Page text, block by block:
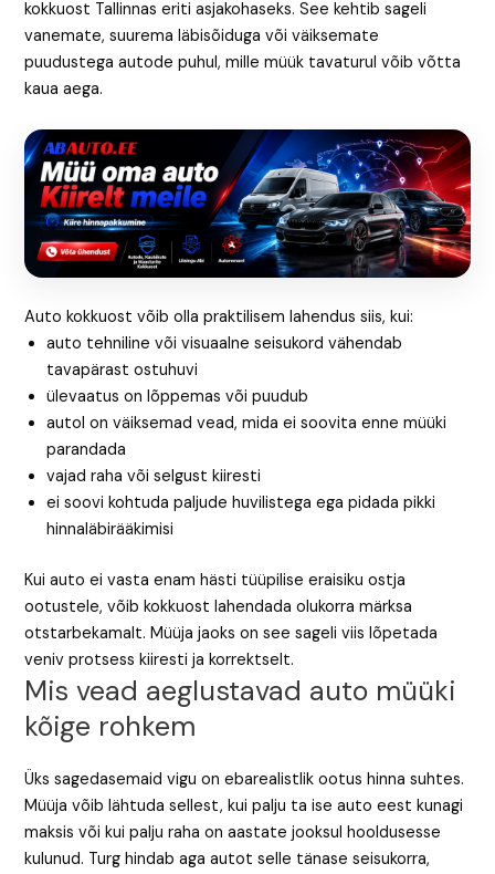
kokkuost Tallinnas eriti asjakohaseks. See kehtib sageli
vanemate, suurema läbisõiduga või väiksemate
puudustega autode puhul, mille müük tavaturul võib võtta
kaua aega.
Auto kokkuost võib olla praktilisem lahendus siis, kui:
auto tehniline või visuaalne seisukord vähendab
tavapärast ostuhuvi
ülevaatus on lõppemas või puudub
autol on väiksemad vead, mida ei soovita enne müüki
parandada
vajad raha või selgust kiiresti
ei soovi kohtuda paljude huvilistega ega pidada pikki
hinnaläbirääkimisi
Kui auto ei vasta enam hästi tüüpilise eraisiku ostja
ootustele, võib kokkuost lahendada olukorra märksa
otstarbekamalt. Müüja jaoks on see sageli viis lõpetada
veniv protsess kiiresti ja korrektselt.
Mis vead aeglustavad auto müüki
kõige rohkem
Üks sagedasemaid vigu on ebarealistlik ootus hinna suhtes.
Müüja võib lähtuda sellest, kui palju ta ise auto eest kunagi
maksis või kui palju raha on aastate jooksul hooldusesse
kulunud. Turg hindab aga autot selle tänase seisukorra,